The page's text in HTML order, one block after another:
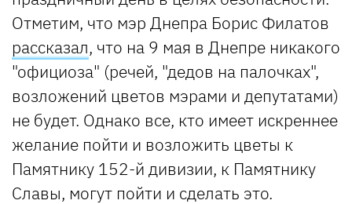
Отметим, что мэр Днепра Борис Филатов
рассказал, что на 9 мая в Днепре никакого
"официоза" (речей, "дедов на палочках",
возложений цветов мэрами и депутатами)
не будет. Однако все, кто имеет искреннее
желание пойти и возложить цветы к
Памятнику 152-й дивизии, к Памятнику
Славы, могут пойти и сделать это.